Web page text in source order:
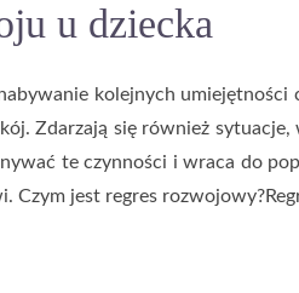
u dziecka
kolejnych
Zdarzają się również
te czynności i wraca do
Czym jest regres